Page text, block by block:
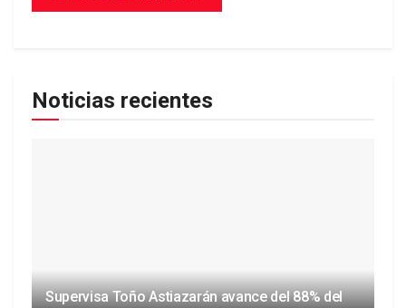
Noticias recientes
Supervisa Toño Astiazarán avance del 88% del